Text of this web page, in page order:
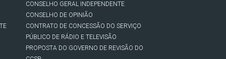
CONSELHO GERAL INDEPENDENTE
CONSELHO DE OPINIÃO
CONTRATO DE CONCESSÃO DO SERVIÇO
PÚBLICO DE RÁDIO E TELEVISÃO
PROPOSTA DO GOVERNO DE REVISÃO DO